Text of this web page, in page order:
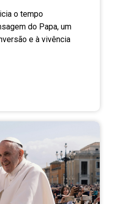
o tempo
do Papa, um
e à vivência